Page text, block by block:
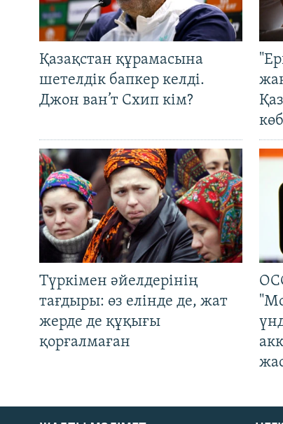
Қазақстан құрамасына
шетелдік бапкер келді.
Джон ван’т Схип кім?
Түркімен әйелдерінің
тағдыры: өз елінде де, жат
жерде де құқығы
қорғалмаған